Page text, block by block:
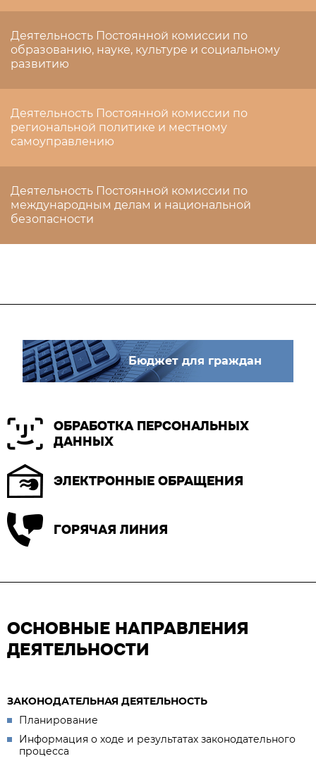
Деятельность Постоянной комиссии по
образованию, науке, культуре и социальному
развитию
Деятельность Постоянной комиссии по
региональной политике и местному
самоуправлению
Деятельность Постоянной комиссии по
международным делам и национальной
безопасности
Бюджет для граждан
ОБРАБОТКА ПЕРСОНАЛЬНЫХ
ДАННЫХ
ЭЛЕКТРОННЫЕ ОБРАЩЕНИЯ
ГОРЯЧАЯ ЛИНИЯ
ОСНОВНЫЕ НАПРАВЛЕНИЯ
ДЕЯТЕЛЬНОСТИ
ЗАКОНОДАТЕЛЬНАЯ ДЕЯТЕЛЬНОСТЬ
Планирование
Информация о ходе и результатах законодательного
процесса